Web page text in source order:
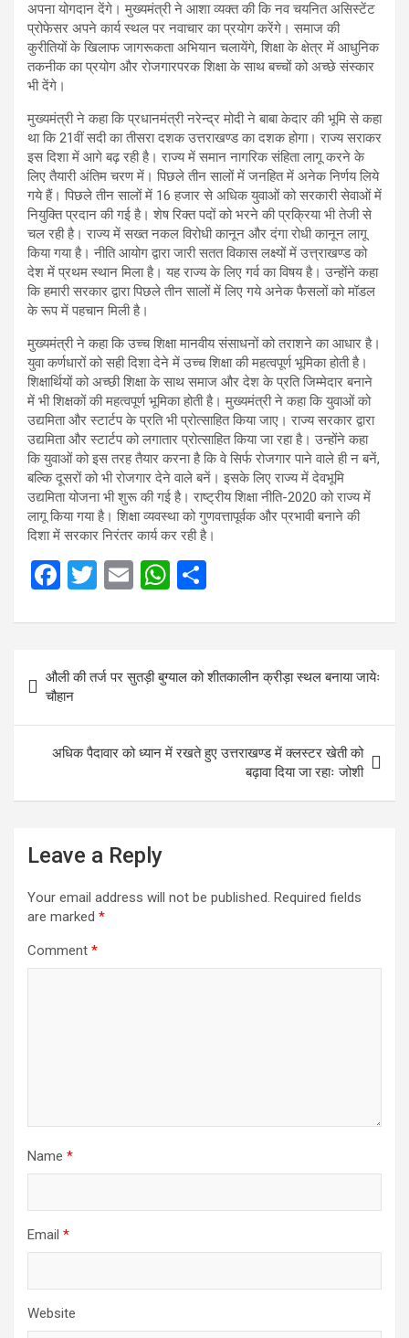
अपना योगदान देंगे। मुख्यमंत्री ने आशा व्यक्त की कि नव चयनित असिस्टेंट
प्रोफेसर अपने कार्य स्थल पर नवाचार का प्रयोग करेंगे। समाज की
कुरीतियों के खिलाफ जागरूकता अभियान चलायेंगे, शिक्षा के क्षेत्र में आधुनिक
तकनीक का प्रयोग और रोजगारपरक शिक्षा के साथ बच्चों को अच्छे संस्कार
भी देंगे।
मुख्यमंत्री ने कहा कि प्रधानमंत्री नरेन्द्र मोदी ने बाबा केदार की भूमि से कहा
था कि 21वीं सदी का तीसरा दशक उत्तराखण्ड का दशक होगा। राज्य सराकर
इस दिशा में आगे बढ़ रही है। राज्य में समान नागरिक संहिता लागू करने के
लिए तैयारी अंतिम चरण में। पिछले तीन सालों में जनहित में अनेक निर्णय लिये
गये हैं। पिछले तीन सालों में 16 हजार से अधिक युवाओं को सरकारी सेवाओं में
नियुक्ति प्रदान की गई है। शेष रिक्त पदों को भरने की प्रक्रिया भी तेजी से
चल रही है। राज्य में सख्त नकल विरोधी कानून और दंगा रोधी कानून लागू
किया गया है। नीति आयोग द्वारा जारी सतत विकास लक्ष्यों में उत्त्राखण्ड को
देश में प्रथम स्थान मिला है। यह राज्य के लिए गर्व का विषय है। उन्होंने कहा
कि हमारी सरकार द्वारा पिछले तीन सालों में लिए गये अनेक फैसलों को मॉडल
के रूप में पहचान मिली है।
मुख्यमंत्री ने कहा कि उच्च शिक्षा मानवीय संसाधनों को तराशने का आधार है।
युवा कर्णधारों को सही दिशा देने में उच्च शिक्षा की महत्वपूर्ण भूमिका होती है।
शिक्षार्थियों को अच्छी शिक्षा के साथ समाज और देश के प्रति जिम्मेदार बनाने
में भी शिक्षकों की महत्वपूर्ण भूमिका होती है। मुख्यमंत्री ने कहा कि युवाओं को
उद्यमिता और स्टार्टप के प्रति भी प्रोत्साहित किया जाए। राज्य सरकार द्वारा
उद्यमिता और स्टार्टप को लगातार प्रोत्साहित किया जा रहा है। उन्होंने कहा
कि युवाओं को इस तरह तैयार करना है कि वे सिर्फ रोजगार पाने वाले ही न बनें,
बल्कि दूसरों को भी रोजगार देने वाले बनें। इसके लिए राज्य में देवभूमि
उद्यमिता योजना भी शुरू की गई है। राष्ट्रीय शिक्षा नीति-2020 को राज्य में
लागू किया गया है। शिक्षा व्यवस्था को गुणवत्तापूर्वक और प्रभावी बनाने की
दिशा में सरकार निरंतर कार्य कर रही है।
F
ce
b
o
o
k
T
tt
er
E
ail
W
at
A
p
p
ar
e
Post
navigation
औली की तर्ज पर सुतड़ी बुग्याल को शीतकालीन क्रीड़ा स्थल बनाया जायेः
चौहान
अधिक पैदावार को ध्यान में रखते हुए उत्तराखण्ड में क्लस्टर खेती को
बढ़ावा दिया जा रहाः जोशी
Leave a Reply
Your email address will not be published. Required fields
are marked *
Comment *
Name *
Email *
Website